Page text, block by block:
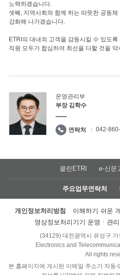
노력하겠습니다.
셋째, 지역사회와 함께 하는 따뜻한 공동
강화해 나가겠습니다.
ETRI의 대내외 고객을 감동시킬 수 있도
직원 모두가 합심하여 최선을 다할 것을 약
운영관리부
부장 김학수
연락처 042-
클린ETRI e-신문
주요업무연락처
개인정보처리방침 이해하기 쉬운
영상정보처리기기 운영ㆍ관
(34129) 대전광역시 유성구
Electronics and
All rights
본 홈페이지에 게시된 이메일 주소가 자동